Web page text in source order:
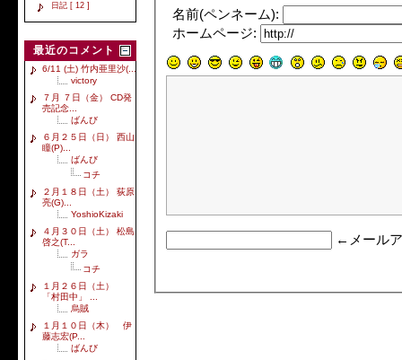
日記 [ 12 ]
最近のコメント
6/11 (土) 竹内亜里沙(...
victory
７月 ７日（金） CD発
売記念...
ばんび
６月２５日（日） 西山
瞳(P)...
ばんび
コチ
２月１８日（土） 荻原
亮(G)...
YoshioKizaki
４月３０日（土） 松島
啓之(T...
ガラ
コチ
１月２６日（土）
「村田中」 ...
烏賊
１月１０日（木） 伊
藤志宏(P...
ばんび
名前(ペンネーム):
ホームページ:
←メール